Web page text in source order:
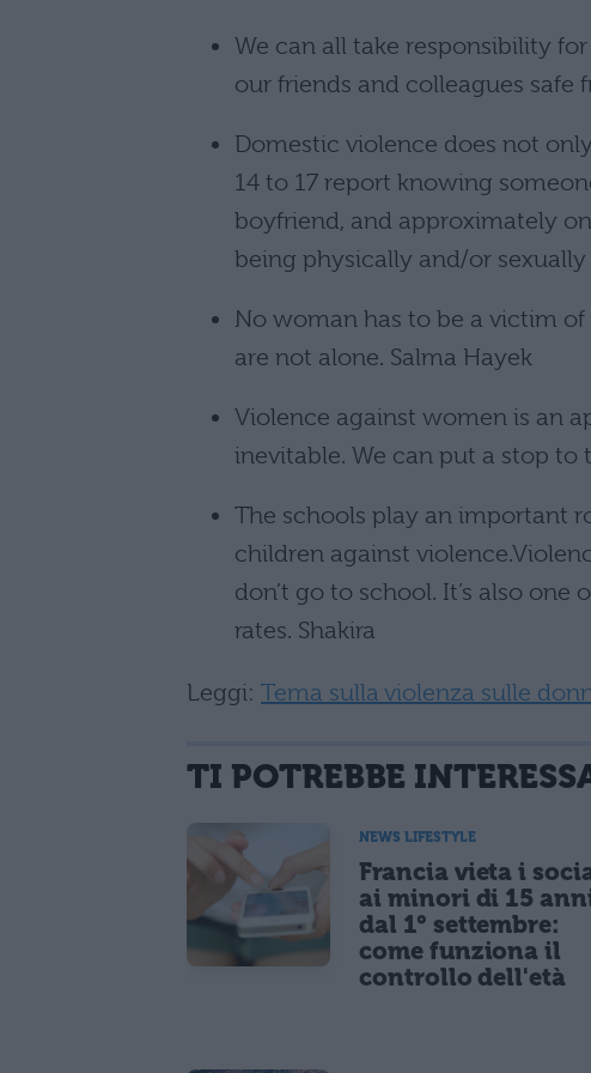
We can all take responsibility
our friends and colleagues safe
Domestic violence does not
14 to 17 report knowing
boyfriend, and approximately
being physically and/or
No woman has to be a victim
are not alone. Salma Hayek
Violence against women is an
inevitable. We can put a stop to
The schools play an important
children against
don’t go to school. It’s also
rates. Shakira
Leggi: Tema sulla violenza sulle
TI POTREBBE
NEWS LIFESTYLE
Francia vieta i
ai minori di 15
dal 1° settembre:
come funziona il
controllo dell'età